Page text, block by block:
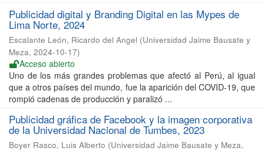
Publicidad digital y Branding Digital en las Mypes de
Lima Norte, 2024
Escalante León, Ricardo del Angel (Universidad Jaime Bausate y
Meza, 2024-10-17)
Acceso abierto
Uno de los más grandes problemas que afectó al Perú, al igual
que a otros países del mundo, fue la aparición del COVID-19, que
rompió cadenas de producción y paralizó ...
Publicidad gráfica de Facebook y la imagen corporativa
de la Universidad Nacional de Tumbes, 2023
Boyer Rasco, Luis Alberto (Universidad Jaime Bausate y Meza,